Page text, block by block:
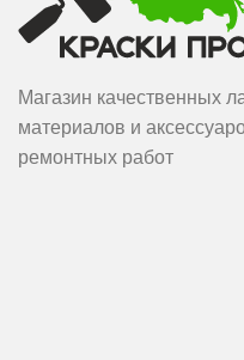
Магазин качественных
материалов и
ремонтных работ